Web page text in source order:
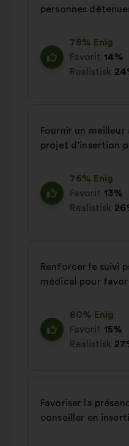
personnes
78% Enig
Favorit 14%
Realistisk
Fournir un
projet d’insertion
76% Enig
Favorit 13%
Realistisk
Renforcer le suivi
médical pour
80% Enig
Favorit 15%
Realistisk
Favoriser la
conseiller en